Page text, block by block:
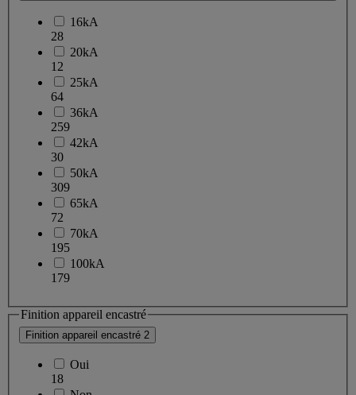
16kA
28
20kA
12
25kA
64
36kA
259
42kA
30
50kA
309
65kA
72
70kA
195
100kA
179
Finition appareil encastré
Finition appareil encastré 2
Oui
18